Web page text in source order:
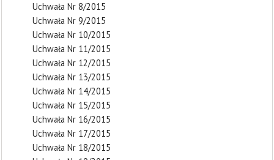
Uchwała Nr 8/2015
Uchwała Nr 9/2015
Uchwała Nr 10/2015
Uchwała Nr 11/2015
Uchwała Nr 12/2015
Uchwała Nr 13/2015
Uchwała Nr 14/2015
Uchwała Nr 15/2015
Uchwała Nr 16/2015
Uchwała Nr 17/2015
Uchwała Nr 18/2015